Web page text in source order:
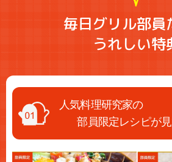
毎日グリル部員
うれしい特
人気料理研究家の
部員限定レシピが見